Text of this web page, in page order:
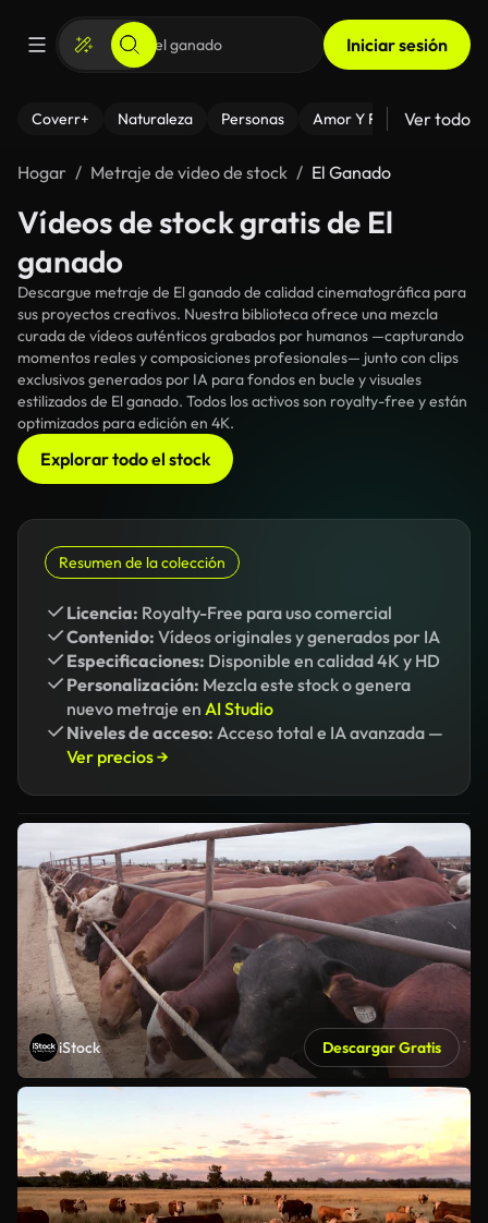
Iniciar sesión
Coverr+ Naturaleza Personas Amor Y Relaciones
Ver todo
Hogar Metraje de video de stock El Ganado
Vídeos de stock gratis de El
ganado
Descargue metraje de El ganado de calidad cinematográfica para
sus proyectos creativos. Nuestra biblioteca ofrece una mezcla
curada de vídeos auténticos grabados por humanos —capturando
momentos reales y composiciones profesionales— junto con clips
exclusivos generados por IA para fondos en bucle y visuales
estilizados de El ganado. Todos los activos son royalty-free y están
optimizados para edición en 4K.
Explorar todo el stock
Resumen de la colección
Licencia: Royalty-Free para uso comercial
Contenido: Vídeos originales y generados por IA
Especificaciones: Disponible en calidad 4K y HD
Personalización: Mezcla este stock o genera
nuevo metraje en AI Studio
Niveles de acceso: Acceso total e IA avanzada —
Ver precios →
iStock Descargar Gratis